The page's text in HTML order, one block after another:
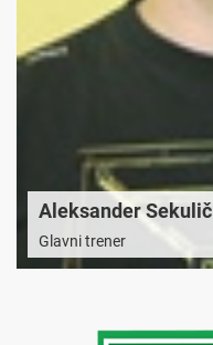
Aleksander Sekulič
Glavni trener